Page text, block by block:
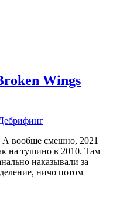
Wings
вообще смешно, 2021
на тушино в 2010. Там
наказывали за
ничо потом